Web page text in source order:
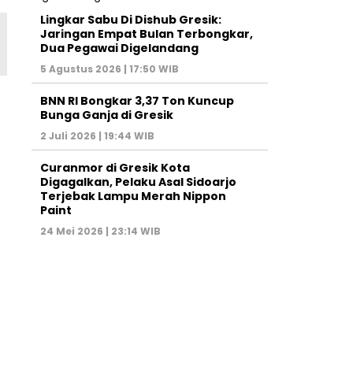
Lingkar Sabu Di Dishub Gresik:
Jaringan Empat Bulan Terbongkar,
Dua Pegawai Digelandang
5 Agustus 2026 | 17:50 WIB
BNN RI Bongkar 3,37 Ton Kuncup
Bunga Ganja di Gresik
2 Juli 2026 | 19:44 WIB
Curanmor di Gresik Kota
Digagalkan, Pelaku Asal Sidoarjo
Terjebak Lampu Merah Nippon
Paint
24 Mei 2026 | 23:14 WIB